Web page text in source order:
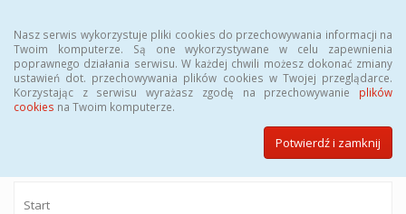
Nasz serwis wykorzystuje pliki cookies do przechowywania informacji na
Twoim komputerze. Są one wykorzystywane w celu zapewnienia
poprawnego działania serwisu. W każdej chwili możesz dokonać zmiany
ustawień dot. przechowywania plików cookies w Twojej przeglądarce.
Korzystając z serwisu wyrażasz zgodę na przechowywanie plików
cookies na Twoim komputerze.
Potwierdź i zamknij
BIULETYN INFORMACJI PUBLICZNEJ
Urzędu Miasta Opola
Start